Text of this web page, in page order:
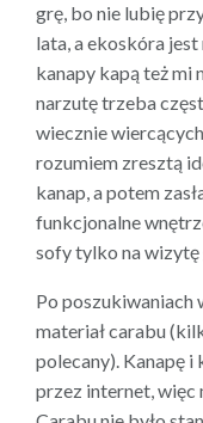
grę, bo nie lubię
lata, a ekoskóra
kanapy kapą też mi
narzutę trzeba
wiecznie
rozumiem zresztą
kanap, a potem
funkcjonalne
sofy tylko na wizytę
Po poszukiwaniach
materiał carabu
polecany). Kanapę i
przez internet, więc